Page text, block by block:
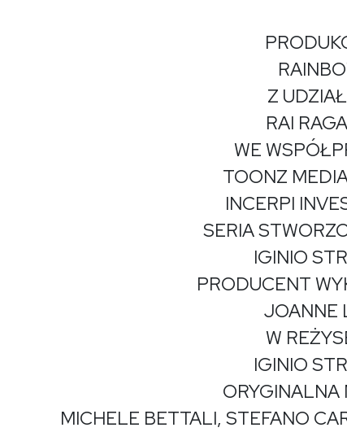
Z
RAI
WE
TOONZ
INCERPI
SERIA
IGINIO
PRODUCENT
JOANNE
W
IGINIO
ORYGINALNA
MICHELE BETTALI, STEFANO